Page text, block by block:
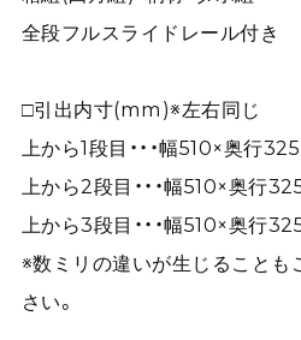
全段フルスライドレール付き
□引出内寸(mm)※左右同じ
上から1段目・・・幅510×奥行
上から2段目・・・幅510×奥行
上から3段目・・・幅510×奥行
※数ミリの違いが生じることも
さい。